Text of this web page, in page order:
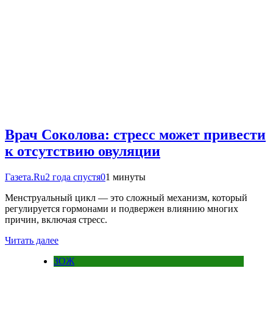
Врач Соколова: стресс может привести
к отсутствию овуляции
Газета.Ru2 года спустя01 минуты
Менструальный цикл — это сложный механизм, который
регулируется гормонами и подвержен влиянию многих
причин, включая стресс.
Читать далее
ЗОЖ